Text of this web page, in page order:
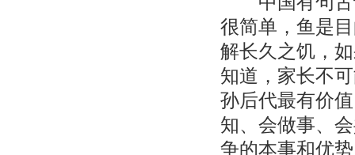
很简单，鱼是
解长久之饥，
知道，家长不
孙后代最有价
知、会做事、
争的本事和优